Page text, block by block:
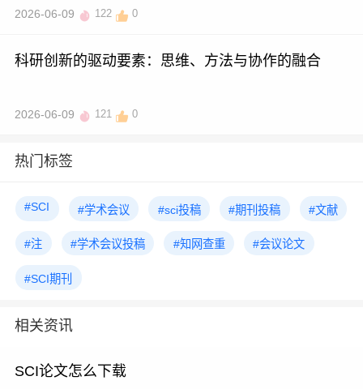
2026-06-09 122 0
科研创新的驱动要素：思维、方法与协作的融合
2026-06-09 121 0
热门标签
#SCI #学术会议 #sci投稿 #期刊投稿 #文献
#注 #学术会议投稿 #知网查重 #会议论文
#SCI期刊
相关资讯
SCI论文怎么下载